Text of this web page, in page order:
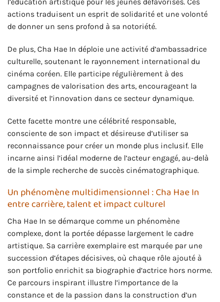
actions traduisent un esprit de solidarité et une volonté
de donner un sens profond à sa notoriété.
De plus, Cha Hae In déploie une activité d’ambassadrice
culturelle, soutenant le rayonnement international du
cinéma coréen. Elle participe régulièrement à des
campagnes de valorisation des arts, encourageant la
diversité et l’innovation dans ce secteur dynamique.
Cette facette montre une célébrité responsable,
consciente de son impact et désireuse d’utiliser sa
reconnaissance pour créer un monde plus inclusif. Elle
incarne ainsi l’idéal moderne de l’acteur engagé, au-delà
de la simple recherche de succès cinématographique.
Un phénomène multidimensionnel : Cha Hae In
entre carrière, talent et impact culturel
Cha Hae In se démarque comme un phénomène
complexe, dont la portée dépasse largement le cadre
artistique. Sa carrière exemplaire est marquée par une
succession d’étapes décisives, où chaque rôle ajouté à
son portfolio enrichit sa biographie d’actrice hors norme.
Ce parcours inspirant illustre l’importance de la
constance et de la passion dans la construction d’un